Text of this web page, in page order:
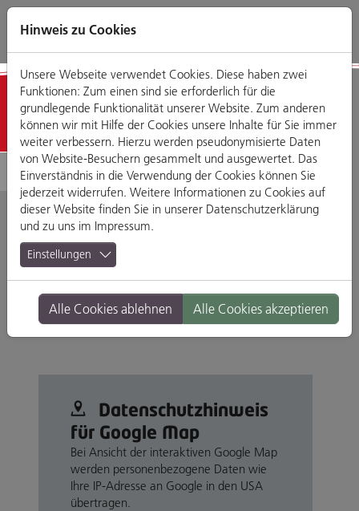
Direkt
zum
Zum
Hauptmenü
Zum
Footermenü
Zur
Website-
Detailansicht
Hofbräuhaus
Waaggäßchen 1, 93047 Regensburg
Branche: Restaurants & Gasthäuser
Standort: Altstadt
Datenschutz­hinweis
für Google Map
Bei Ansicht der interaktiven Google Map
werden personenbezogene Daten wie
Ihre IP-Adresse an Google in den USA
übertragen.
Hinweis zu Cookies
Unsere Webseite verwendet Cookies. Diese haben zwei
Funktionen: Zum einen sind sie erforderlich für die
grundlegende Funktionalität unserer Website. Zum anderen
können wir mit Hilfe der Cookies unsere Inhalte für Sie immer
weiter verbessern. Hierzu werden pseudonymisierte Daten
von Website-Besuchern gesammelt und ausgewertet. Das
Einverständnis in die Verwendung der Cookies können Sie
jederzeit widerrufen. Weitere Informationen zu Cookies auf
dieser Website finden Sie in unserer Datenschutzerklärung
und zu uns im Impressum.
Einstellungen
Alle Cookies ablehnen Alle Cookies akzeptieren